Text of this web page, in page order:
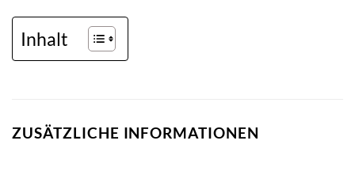
Inhalt
ZUSÄTZLICHE INFORMATIONEN